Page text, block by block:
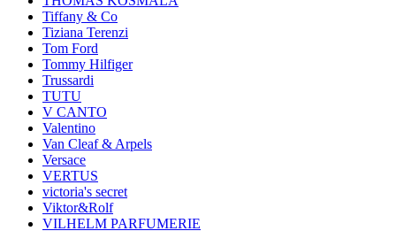
Tiffany & Co
Tiziana Terenzi
Tom Ford
Tommy Hilfiger
Trussardi
TUTU
V CANTO
Valentino
Van Cleaf & Arpels
Versace
VERTUS
victoria's secret
Viktor&Rolf
VILHELM PARFUMERIE